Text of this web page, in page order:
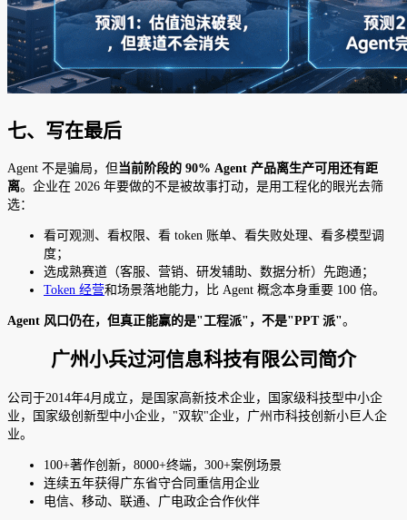
七、写在最后
Agent 不是骗局，但当前阶段的 90% Agent 产品离生产可用还有距
离。企业在 2026 年要做的不是被故事打动，是用工程化的眼光去筛
选：
看可观测、看权限、看 token 账单、看失败处理、看多模型调
度；
选成熟赛道（客服、营销、研发辅助、数据分析）先跑通；
Token 经营和场景落地能力，比 Agent 概念本身重要 100 倍。
Agent 风口仍在，但真正能赢的是"工程派"，不是"PPT 派"。
广州小兵过河信息科技有限公司简介
公司于2014年4月成立，是国家高新技术企业，国家级科技型中小企
业，国家级创新型中小企业，"双软"企业，广州市科技创新小巨人企
业。
100+著作创新，8000+终端，300+案例场景
连续五年获得广东省守合同重信用企业
电信、移动、联通、广电政企合作伙伴